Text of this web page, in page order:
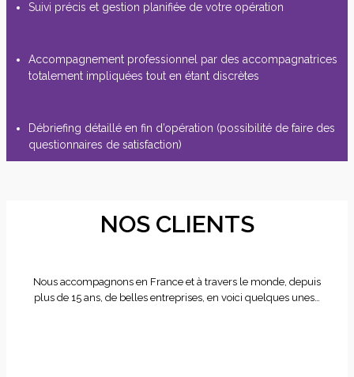
Suivi précis et gestion planifiée de votre opération
Accompagnement professionnel par des accompagnatrices
totalement impliquées tout en étant discrètes
Débriefing détaillé en fin d’opération (possibilité de faire des
questionnaires de satisfaction)
NOS CLIENTS
Nous accompagnons en France et à travers le monde, depuis
plus de 15 ans, de belles entreprises, en voici quelques unes…